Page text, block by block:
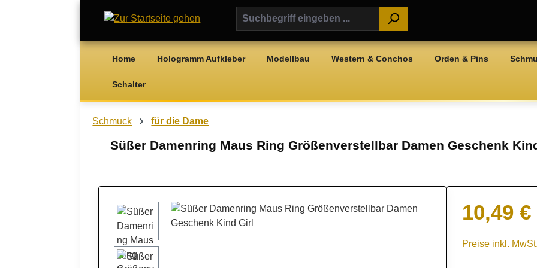
Zur Hauptnavigation springen
Home Hologramm Aufkleber Modellbau Western & Conchos Orden & Pins
Schalter
Schmuck für die Dame
Süßer Damenring Maus Ring Größenverstellbar Damen Geschenk
Bildergalerie überspringen Regulärer Preis:
10,49 €
Preise inkl.